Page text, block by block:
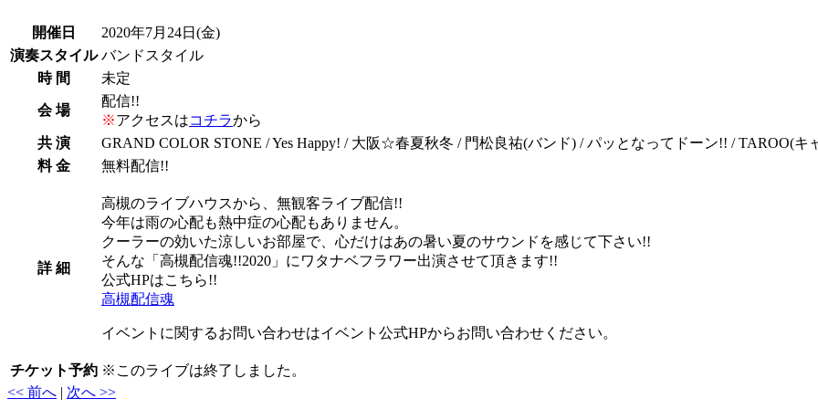
開催日 2020年7月24日 (金)
演奏スタイル バンドスタイル
時 間
未定
会 場
配信!!
※アクセスはコチラから
共 演
GRAND COLOR STONE / Yes Happy! / 大阪☆春夏秋冬 / 門松良祐(バンド) / パッとなってドーン!! / TAROO(キ
料 金
無料配信!!
詳 細
高槻のライブハウスから、無観客ライブ配信!!
今年は雨の心配も熱中症の心配もありません。
クーラーの効いた涼しいお部屋で、心だけはあの暑い夏のサウンドを感じて下さい!!
そんな「高槻配信魂!!2020」にワタナベフラワー出演させて頂きます!!
公式HPはこちら!!
高槻配信魂
イベントに関するお問い合わせはイベント公式HPからお問い合わせください。
チケット予約 ※ このライブは終了しました。
<< 前へ | 次へ >>